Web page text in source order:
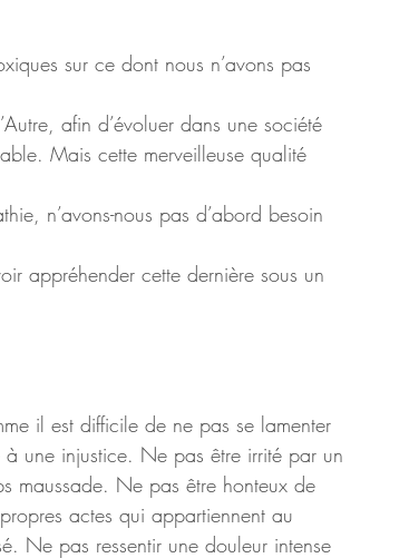
sur ce dont nous n’avons pas
afin d’évoluer dans une société
Mais cette merveilleuse qualité
n’avons-nous pas d’abord besoin
appréhender cette dernière sous un
il est difficile de ne pas se lamenter
à une injustice. Ne pas être irrité par un
maussade. Ne pas être honteux de
actes qui appartiennent au
Ne pas ressentir une douleur intense